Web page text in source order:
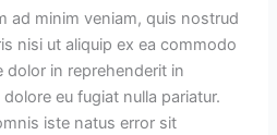
ad minim veniam, quis nostrud
nisi ut aliquip ex ea commodo
dolor in reprehenderit in
eu fugiat nulla pariatur.
iste natus error sit